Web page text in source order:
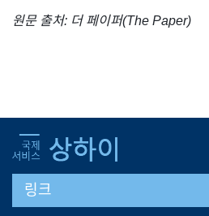
원문 출처: 더 페이퍼(The Paper)
링크